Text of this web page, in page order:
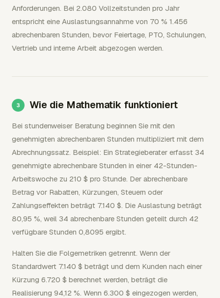
Anforderungen. Bei 2.080 Vollzeitstunden pro Jahr
entspricht eine Auslastungsannahme von 70 % 1.456
abrechenbaren Stunden, bevor Feiertage, PTO, Schulungen,
Vertrieb und interne Arbeit abgezogen werden.
Wie die Mathematik funktioniert
Bei stundenweiser Beratung beginnen Sie mit den
genehmigten abrechenbaren Stunden multipliziert mit dem
Abrechnungssatz. Beispiel: Ein Strategieberater erfasst 34
genehmigte abrechenbare Stunden in einer 42-Stunden-
Arbeitswoche zu 210 $ pro Stunde. Der abrechenbare
Betrag vor Rabatten, Kürzungen, Steuern oder
Zahlungseffekten beträgt 7.140 $. Die Auslastung beträgt
80,95 %, weil 34 abrechenbare Stunden geteilt durch 42
verfügbare Stunden 0,8095 ergibt.
Halten Sie die Folgemetriken getrennt. Wenn der
Standardwert 7.140 $ beträgt und dem Kunden nach einer
Kürzung 6.720 $ berechnet werden, beträgt die
Realisierung 94,12 %. Wenn 6.300 $ eingezogen werden,